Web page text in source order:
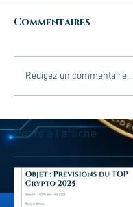
Commentaires
Rédigez un commentaire...
Posts à l'affiche